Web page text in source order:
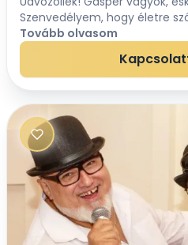
Szenvedélyem, hogy életre
nagy napotokra veletek
egy ünnep, hanem életetek
Tovább olvasom